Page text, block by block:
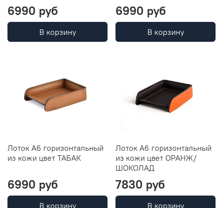
6990 руб
В корзину
6990 руб
В корзину
Лоток А6 горизонтальный
из кожи цвет ТАБАК
6990 руб
В корзину
Лоток А6 горизонтальный
из кожи цвет ОРАНЖ/
ШОКОЛАД
7830 руб
В корзину